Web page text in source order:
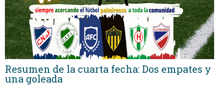
Resumen de la cuarta fecha: Dos empates y
una goleada